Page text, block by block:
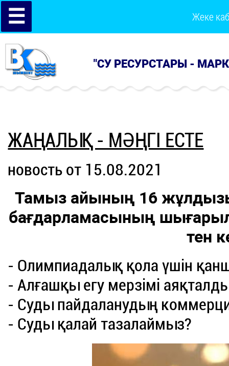
☰ Жеке
"СУ РЕСУРСТАРЫ -
ЖАҢАЛЫҚ - МӘҢГІ ЕСТЕ
новость от 15.08.2021
Тамыз айының 16
бағдарламасының
тен
- Олимпиадалық қола үшін
- Алғашқы егу мерзімі
- Суды пайдаланудың
- Суды қалай тазалаймыз?